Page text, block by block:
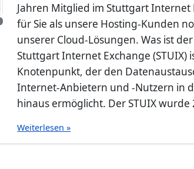
Jahren Mitglied im Stuttgart Internet
für Sie als unsere Hosting-Kunden
unserer Cloud-Lösungen. Was ist
Stuttgart Internet Exchange
Knotenpunkt, der den
Internet-Anbietern und -Nutzern in
hinaus ermöglicht. Der STUIX wurde
Weiterlesen »